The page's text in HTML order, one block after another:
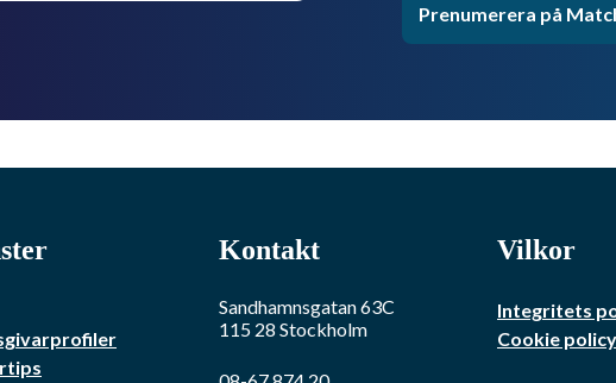
Prenumerera på
Kontakt
Sandhamnsgatan 63C
115 28 Stockholm
Vilkor
Integritets
Cookie policy